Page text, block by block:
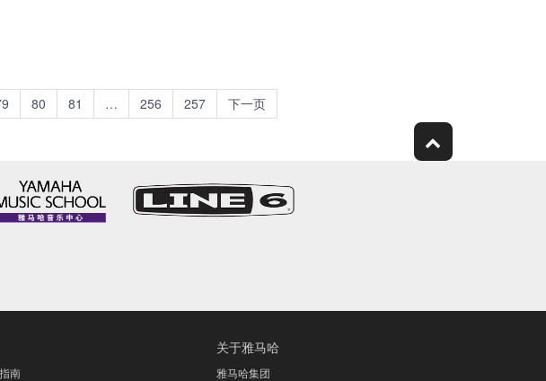
80 81 … 256 257 下一页
南
关于雅马哈
雅马哈集团